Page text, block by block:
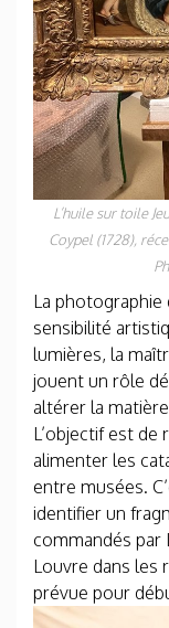
L’huile sur toile
Coypel (1728),
La
sensibilité
lumières, la
jouent un rôle
altérer la
L’objectif est
alimenter les
entre musées.
identifier un
commandés par
Louvre dans les
prévue pour